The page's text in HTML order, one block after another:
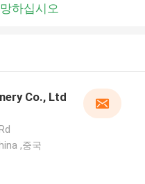
하십시오
Co., Ltd
,중국